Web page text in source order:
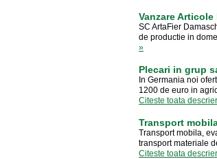
Vanzare
SC ArtaFier
de productie in
»
Plecari in grup
In Germania noi
1200 de euro in
Citeste toata
Transport
Transport mobila,
transport materiale
Citeste toata